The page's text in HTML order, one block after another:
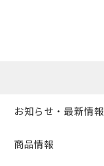
お知らせ・最新情報
商品情報